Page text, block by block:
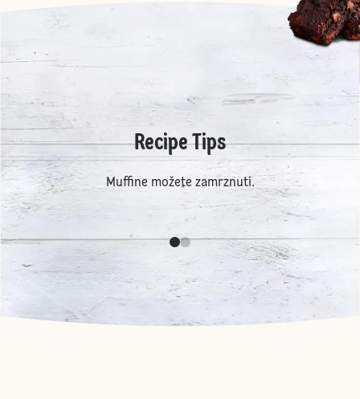
Recipe Tips
Muffine možete zamrznuti.